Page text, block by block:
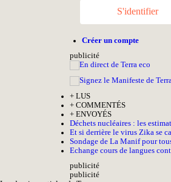
S'identifier
Créer un compte
publicité
+ LUS
+ COMMENTÉS
+ ENVOYÉS
Déchets nucléaires : les
Et si derrière le virus Zika se
Sondage de La Manif pour
Echange cours de langues
publicité
publicité